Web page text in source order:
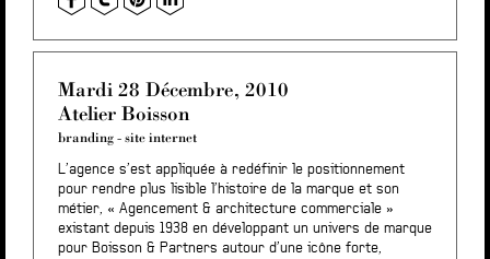
Mardi 28 Décembre, 2010
Atelier Boisson
branding - site internet
L’agence s’est appliquée à redéfinir le positionnement
pour rendre plus lisible l’histoire de la marque et son
métier, « Agencement & architecture commerciale »
existant depuis 1938 en développant un univers de marque
pour Boisson & Partners autour d’une icône forte,